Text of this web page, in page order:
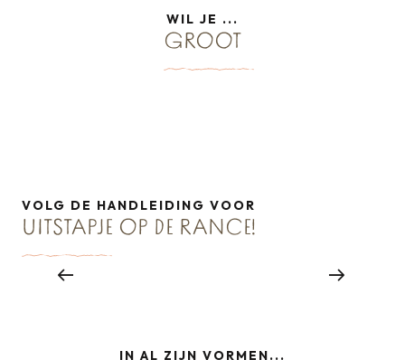
WIL JE ...
GROOT
VOLG DE HANDLEIDING VOOR
UITSTAPJE OP DE RANCE!
IN AL ZIJN VORMEN...